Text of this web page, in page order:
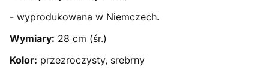
- wyprodukowana w Niemczech.
Wymiary: 28 cm (śr.)
Kolor: przezroczysty, srebrny